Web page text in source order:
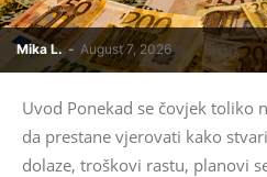
Mika L. - August 7, 2026
Uvod Ponekad se čovjek toliko
da prestane vjerovati kako
dolaze, troškovi rastu, planovi